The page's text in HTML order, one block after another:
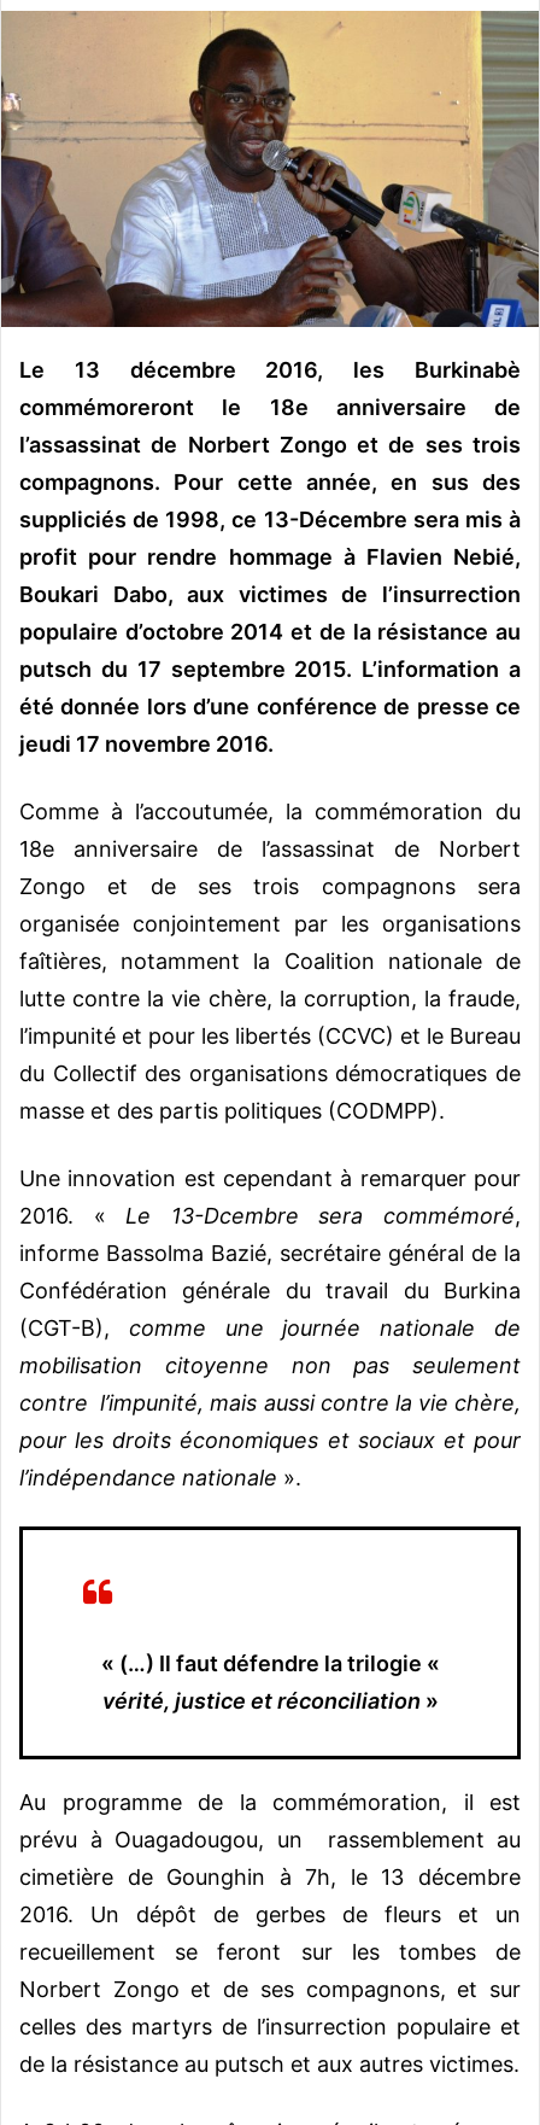
y
c
o
u
r
r
e
Le 13 décembre 2016, les Burkinabè
commémoreront le 18e anniversaire de
l’assassinat de Norbert Zongo et de ses trois
compagnons. Pour cette année, en sus des
suppliciés de 1998, ce 13-Décembre sera mis à
profit pour rendre hommage à Flavien Nebié,
Boukari Dabo, aux victimes de l’insurrection
populaire d’octobre 2014 et de la résistance au
putsch du 17 septembre 2015. L’information a
été donnée lors d’une conférence de presse ce
jeudi 17 novembre 2016.
Comme à l’accoutumée, la commémoration du
18e anniversaire de l’assassinat de Norbert
Zongo et de ses trois compagnons sera
organisée conjointement par les organisations
faîtières, notamment la Coalition nationale de
lutte contre la vie chère, la corruption, la fraude,
l’impunité et pour les libertés (CCVC) et le Bureau
du Collectif des organisations démocratiques de
masse et des partis politiques (CODMPP).
Une innovation est cependant à remarquer pour
2016. « Le 13-Dcembre sera commémoré,
informe Bassolma Bazié, secrétaire général de la
Confédération générale du travail du Burkina
(CGT-B), comme une journée nationale de
mobilisation citoyenne non pas seulement
contre l’impunité, mais aussi contre la vie chère,
pour les droits économiques et sociaux et pour
l’indépendance nationale ».
« (…) Il faut défendre la trilogie «
vérité, justice et réconciliation »
Au programme de la commémoration, il est
prévu à Ouagadougou, un rassemblement au
cimetière de Gounghin à 7h, le 13 décembre
2016. Un dépôt de gerbes de fleurs et un
recueillement se feront sur les tombes de
Norbert Zongo et de ses compagnons, et sur
celles des martyrs de l’insurrection populaire et
de la résistance au putsch et aux autres victimes.